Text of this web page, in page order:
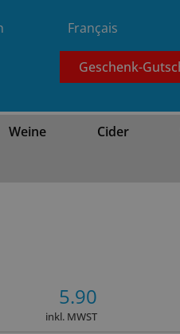
Français
Geschenk-
Weine Cider
5.90
inkl. MWST